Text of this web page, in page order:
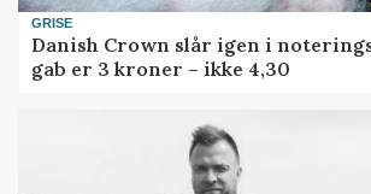
GRISE
Danish Crown slår igen i
gab er 3 kroner – ikke 4,30